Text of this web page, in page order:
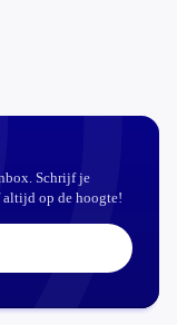
Schrijf je
op de hoogte!